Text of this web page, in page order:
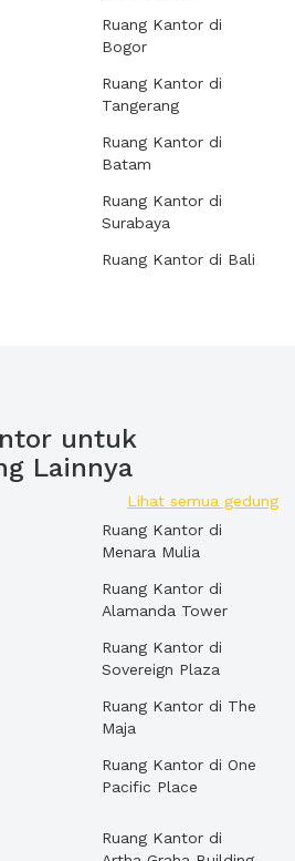
Ruang Kantor di
Bogor
Ruang Kantor di
Tangerang
Ruang Kantor di
Batam
Ruang Kantor di
Surabaya
Ruang Kantor di Bali
untuk
Lainnya
Lihat semua gedung
Ruang Kantor di
Menara Mulia
Ruang Kantor di
Alamanda Tower
Ruang Kantor di
Sovereign Plaza
Ruang Kantor di The
Maja
Ruang Kantor di One
Pacific Place
Ruang Kantor di